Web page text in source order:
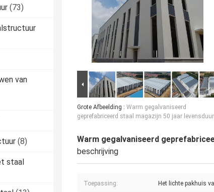
(73)
van
(8)
staal
Grote Afbeelding : Warm gegalvaniseerd
geprefabriceerd staal magazijn 50 jaar levensduur
Warm gegalvaniseerd
beschrijving
Toepassing: Het lichte pakhuis